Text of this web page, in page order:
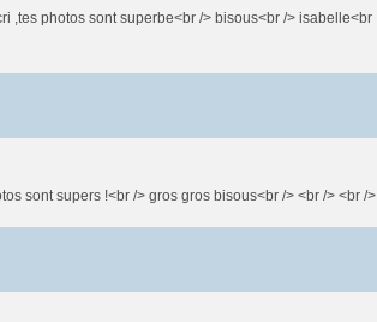
,tes photos sont superbe<br /> bisous<br /> isabelle<br
sont supers !<br /> gros gros bisous<br /> <br /> <br />